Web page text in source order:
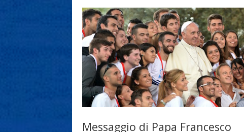
Messaggio di Papa Francesco